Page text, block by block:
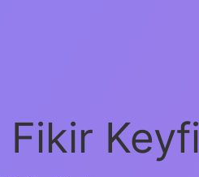
Fikir Keyfi